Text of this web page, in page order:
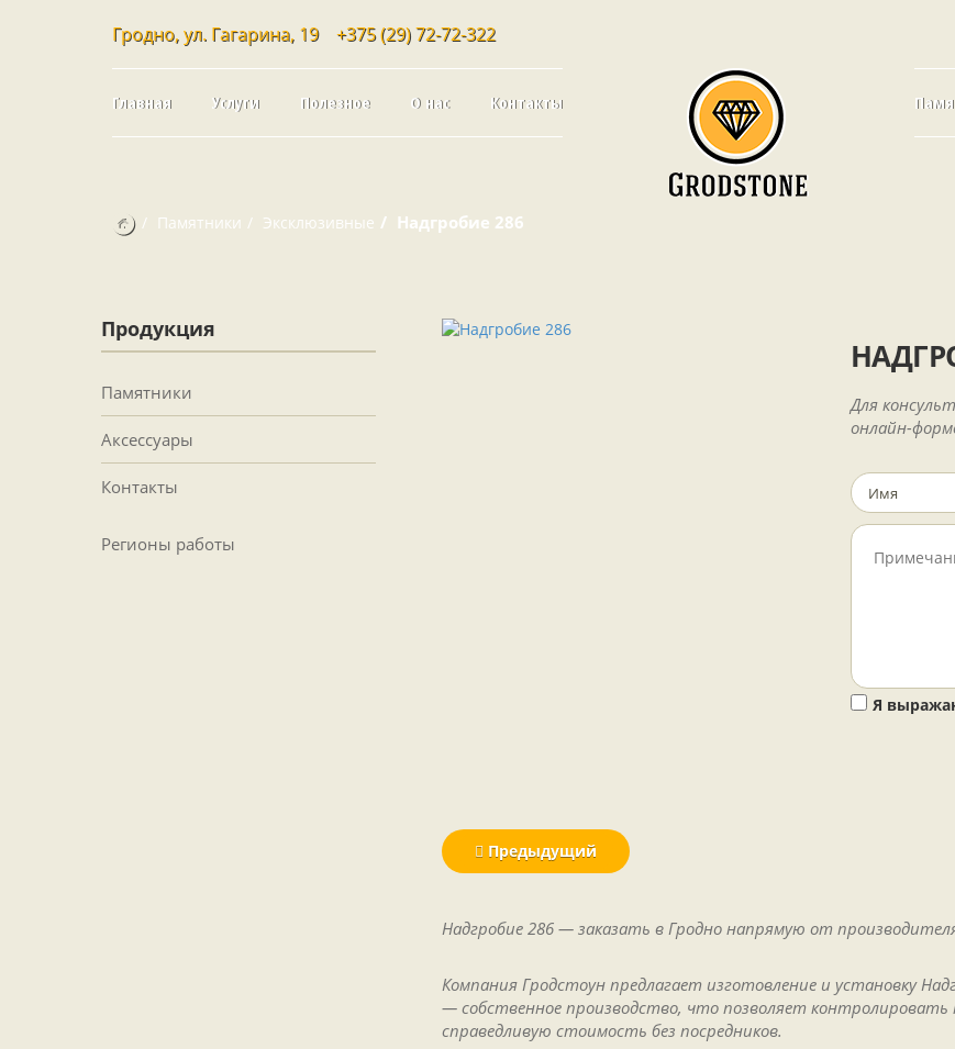
Гродно, ул. Гагарина, 19 +375 (29) 72-72-322
Главная Услуги Полезное О нас Контакты
Памятники Эксклюзивные Надгробие 286
Продукция
Памятники
Аксессуары
Контакты
Регионы работы
Для
онлайн-
Я
Предыдущий
Надгробие 286 — заказать в Гродно напрямую от
Компания Гродстоун предлагает изготовление и установку
— собственное производство, что позволяет
справедливую стоимость без посредников.